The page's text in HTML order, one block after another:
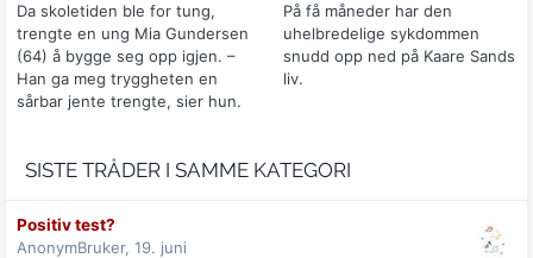
Da skoletiden ble for tung,
trengte en ung Mia Gundersen
(64) å bygge seg opp igjen. –
Han ga meg tryggheten en
sårbar jente trengte, sier hun.
På få måneder har den
uhelbredelige sykdommen
snudd opp ned på Kaare Sands
liv.
SISTE TRÅDER I SAMME KATEGORI
Positiv test?
AnonymBruker, 19. juni